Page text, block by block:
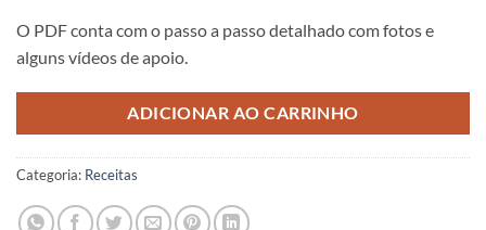
O PDF conta com o passo a passo detalhado com fotos e
alguns vídeos de apoio.
ADICIONAR AO CARRINHO
Categoria: Receitas